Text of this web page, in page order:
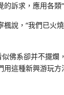
訴求，應用各類
楓說，“我們已火
似佛系卻并不擺爛
用這種新興游玩